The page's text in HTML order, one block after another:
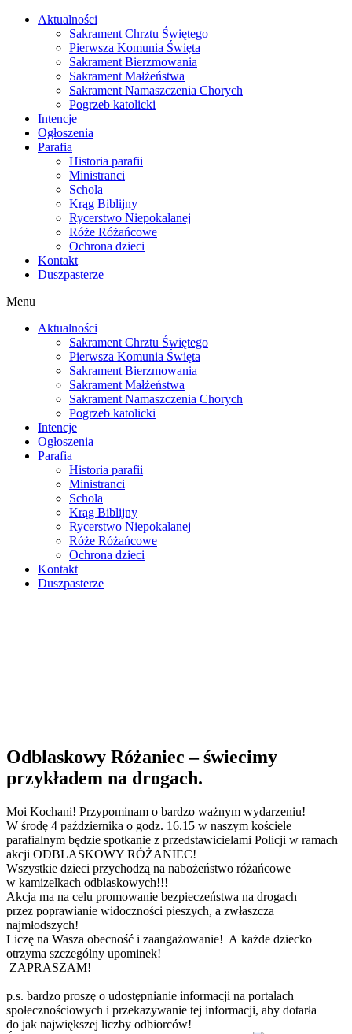
Skip
Aktualności
Sakrament Chrztu Świętego
Pierwsza Komunia Święta
Sakrament Bierzmowania
Sakrament Małżeństwa
Sakrament Namaszczenia Chorych
Pogrzeb katolicki
Intencje
Ogłoszenia
Parafia
Historia parafii
Ministranci
Schola
Krąg Biblijny
Rycerstwo Niepokalanej
Róże Różańcowe
Ochrona dzieci
Kontakt
Duszpasterze
Menu
Aktualności
Sakrament Chrztu Świętego
Pierwsza Komunia Święta
Sakrament Bierzmowania
Sakrament Małżeństwa
Sakrament Namaszczenia Chorych
Pogrzeb katolicki
Intencje
Ogłoszenia
Parafia
Historia parafii
Ministranci
Schola
Krąg Biblijny
Rycerstwo Niepokalanej
Róże Różańcowe
Ochrona dzieci
Kontakt
Duszpasterze
Odblaskowy Różaniec – świecimy
przykładem na drogach.
Moi Kochani! Przypominam o bardzo ważnym wydarzeniu!
W środę 4 października o godz. 16.15 w naszym kościele
parafialnym będzie spotkanie z przedstawicielami Policji w ramach
akcji ODBLASKOWY RÓŻANIEC!
Wszystkie dzieci przychodzą na nabożeństwo różańcowe
w kamizelkach odblaskowych!!!
Akcja ma na celu promowanie bezpieczeństwa na drogach
przez poprawianie widoczności pieszych, a zwłaszcza
najmłodszych!
Liczę na Wasza obecność i zaangażowanie! A każde dziecko
otrzyma szczególny upominek!
ZAPRASZAM!
p.s. bardzo proszę o udostępnianie informacji na portalach
społecznościowych i przekazywanie tej informacji, aby dotarła
do jak największej liczby odbiorców!